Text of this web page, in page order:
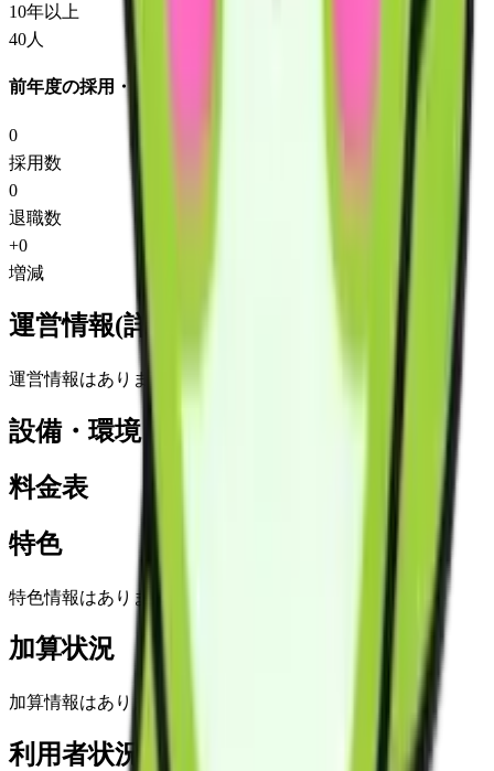
10年以上
40人
前年度の採用・退職
0
採用数
0
退職数
+0
増減
運営情報(詳細)
運営情報はありません
設備・環境
料金表
特色
特色情報はありません
加算状況
加算情報はありません
利用者状況